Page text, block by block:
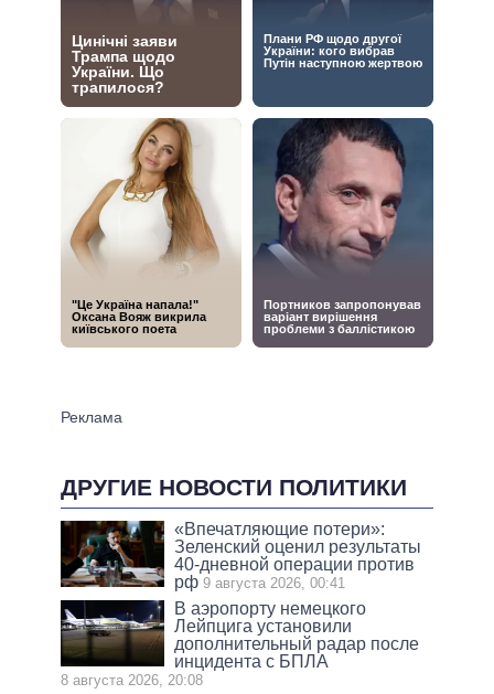
ДРУГИЕ НОВОСТИ ПОЛИТИКИ
«Впечатляющие потери»:
Зеленский оценил результаты
40-дневной операции против
рф 9 августа 2026, 00:41
В аэропорту немецкого
Лейпцига установили
дополнительный радар после
инцидента с БПЛА
8 августа 2026, 20:08